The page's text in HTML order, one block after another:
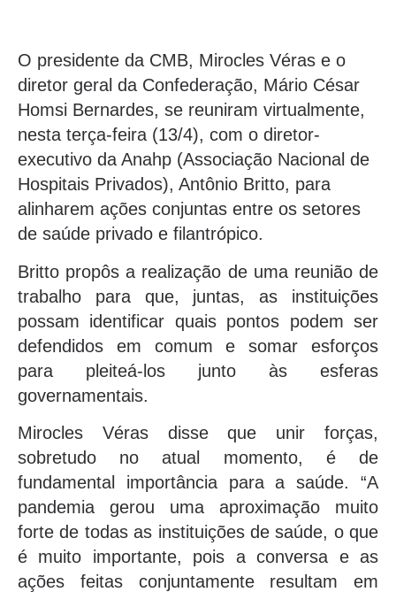
O presidente da CMB, Mirocles Véras e o
diretor geral da Confederação, Mário César
Homsi Bernardes, se reuniram virtualmente,
nesta terça-feira (13/4), com o diretor-
executivo da Anahp (Associação Nacional de
Hospitais Privados), Antônio Britto, para
alinharem ações conjuntas entre os setores
de saúde privado e filantrópico.
Britto propôs a realização de uma reunião de
trabalho para que, juntas, as instituições
possam identificar quais pontos podem ser
defendidos em comum e somar esforços
para pleiteá-los junto às esferas
governamentais.
Mirocles Véras disse que unir forças,
sobretudo no atual momento, é de
fundamental importância para a saúde. “A
pandemia gerou uma aproximação muito
forte de todas as instituições de saúde, o que
é muito importante, pois a conversa e as
ações feitas conjuntamente resultam em